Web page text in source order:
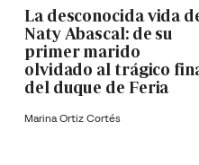
La desconocida vida
Naty Abascal: de su
primer marido
olvidado al trágico
del duque de Feria
Marina Ortiz Cortés